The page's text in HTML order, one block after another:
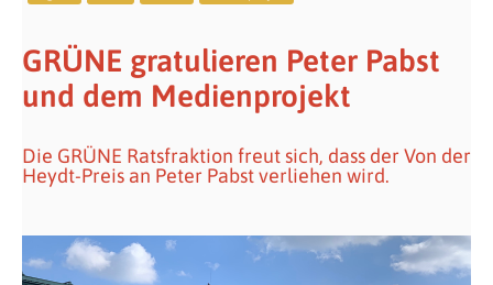
GRÜNE gratulieren Peter Pabst
und dem Medienprojekt
Die GRÜNE Ratsfraktion freut sich, dass der Von der
Heydt-Preis an Peter Pabst verliehen wird.